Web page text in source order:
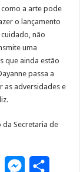
a arte pode
o lançamento
não
uma
que ainda estão
passa a
as adversidades e
da Secretaria de
M